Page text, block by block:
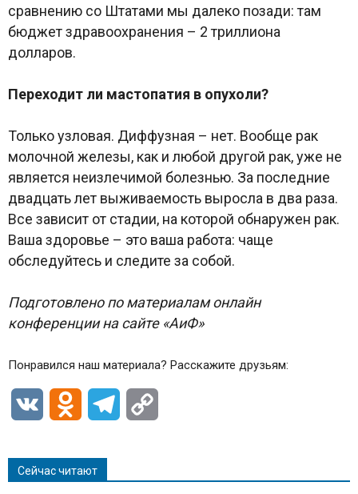
сравнению со Штатами мы далеко позади: там
бюджет здравоохранения – 2 триллиона
долларов.
Переходит ли мастопатия в опухоли?
Только узловая. Диффузная – нет. Вообще рак
молочной железы, как и любой другой рак, уже не
является неизлечимой болезнью. За последние
двадцать лет выживаемость выросла в два раза.
Все зависит от стадии, на которой обнаружен рак.
Ваша здоровье – это ваша работа: чаще
обследуйтесь и следите за собой.
Подготовлено по материалам онлайн
конференции на сайте «АиФ»
Понравился наш материала? Расскажите друзьям:
VK Odnoklassniki
Telegram
Сейчас читают